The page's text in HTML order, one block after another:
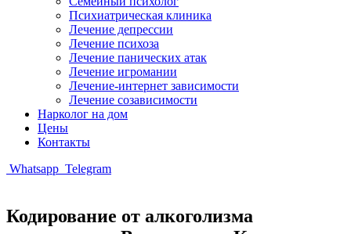
Психиатрическая клиника
Лечение депрессии
Лечение психоза
Лечение панических атак
Лечение игромании
Лечение-интернет зависимости
Лечение созависимости
Нарколог на дом
Цены
Контакты
Whatsapp Telegram
Кодирование от алкоголизма